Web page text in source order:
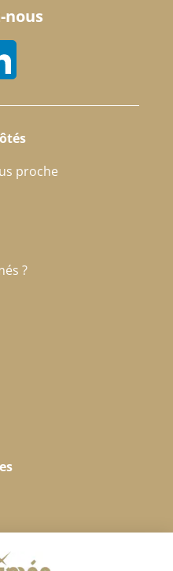
nous
proche
?
caractère personnel